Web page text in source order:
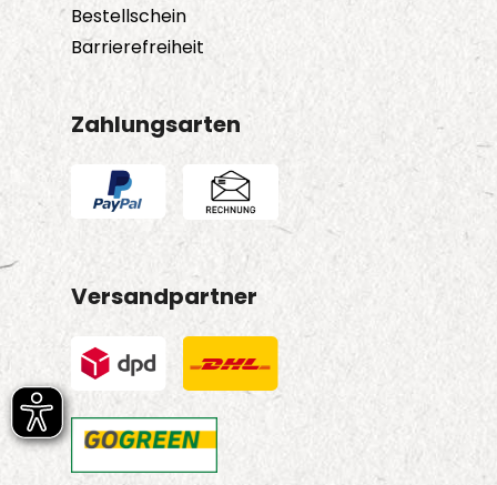
Bestellschein
Barrierefreiheit
Zahlungsarten
Versandpartner